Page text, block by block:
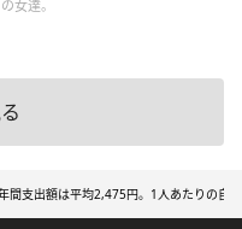
女達。
間支出額は平均2,475円。1人あたりの自